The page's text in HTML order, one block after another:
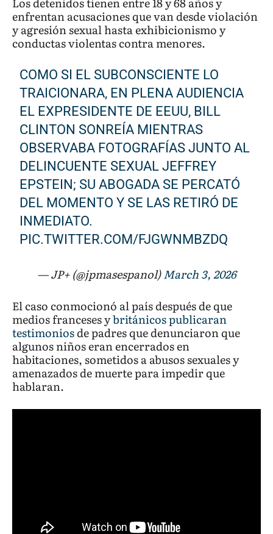
enfrentan acusaciones que van desde violación
y agresión sexual hasta exhibicionismo y
conductas violentas contra menores.
COMO SI EL SUBCONSCIENTE LO
TRAICIONARA, EN PLENA AUDIENCIA
EL EXPRESIDENTE DE EEUU, BILL
CLINTON SONREÍA MIENTRAS
OBSERVABA FOTOGRAFÍAS JUNTO AL
DELINCUENTE SEXUAL JEFFREY
EPSTEIN; SU ABOGADA SE PERCATÓ
DEL MOMENTO Y SE LAS RETIRÓ DE
INMEDIATO.
PIC.TWITTER.COM/FJGWNMBZDQ
— JP+ (@jpmasespanol)March 3, 2026
El caso conmocionó al país después de que
medios franceses ybritánicos publicaran
testimoniosde padres que denunciaron que
algunos niños eran encerrados en
habitaciones, sometidos a abusos sexuales y
amenazados de muerte para impedir que
hablaran.